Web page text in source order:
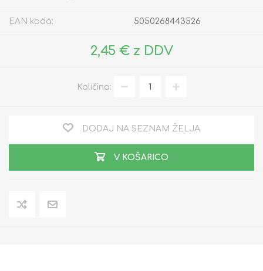
EAN koda: 5050268443526
2,45 € z DDV
Količina:
DODAJ NA SEZNAM ŽELJA
V KOŠARICO